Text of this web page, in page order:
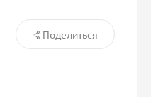
Поделиться